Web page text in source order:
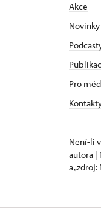
Akce
Novinky
Pro
Není-li
autora |
a